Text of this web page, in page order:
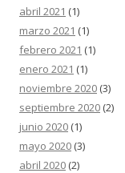
abril 2021 (1)
marzo 2021 (1)
febrero 2021 (1)
enero 2021 (1)
noviembre 2020 (3)
septiembre 2020 (2)
junio 2020 (1)
mayo 2020 (3)
abril 2020 (2)